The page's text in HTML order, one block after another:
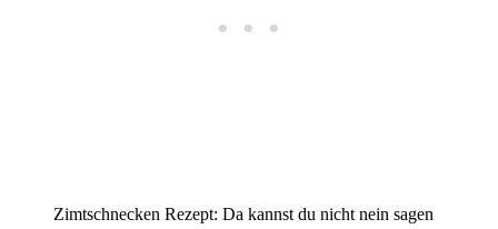
Zimtschnecken Rezept: Da kannst du nicht nein sagen